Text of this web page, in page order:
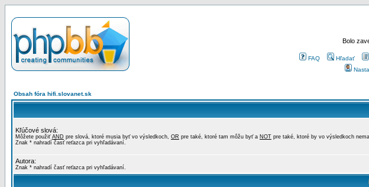
Bolo
FAQ Hľadať
Obsah fóra hifi.slovanet.sk
Kľúčové slová:
Môžete použiť AND pre slová, ktoré musia byť vo výsledkoch, OR pre také, ktoré tam môžu byť a NOT pre také, ktoré by vo výsledkoch
Znak * nahradí časť reťazca pri vyhľadávaní.
Autora:
Znak * nahradí časť reťazca pri vyhľadávaní.